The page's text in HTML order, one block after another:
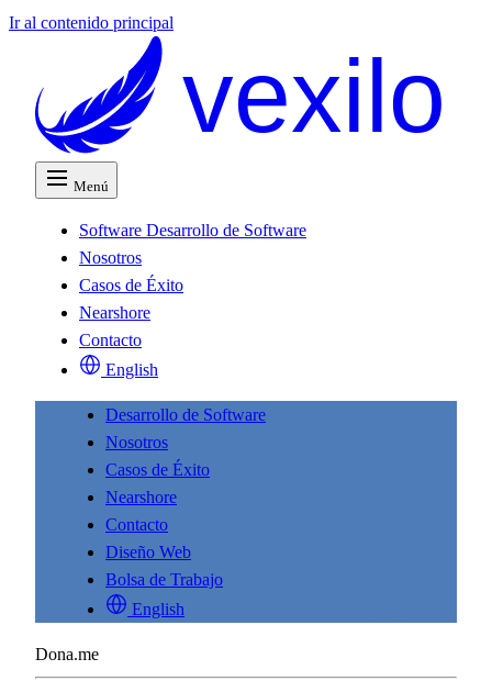
Ir al contenido principal
vexilo
Menú
Software Desarrollo de Software
Nosotros
Casos de Éxito
Nearshore
Contacto
English
Desarrollo de Software
Nosotros
Casos de Éxito
Nearshore
Contacto
Diseño Web
Bolsa de Trabajo
English
Dona.me